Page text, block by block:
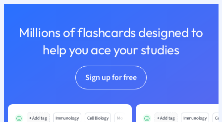
Millions of flashcards designed to
help you ace your studies
Sign up for free
+ Add tag Immunology Cell Biology Mo + Add tag Immunology